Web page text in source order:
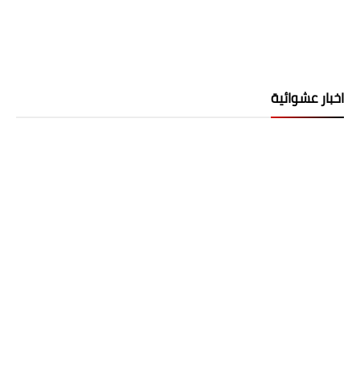
اخبار عشوائية